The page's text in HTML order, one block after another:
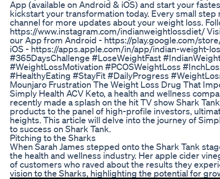
App (available on Android & iOS) and start your
kickstart your transformation today. Every small
channel for more updates about your weight loss.
https://www.instagram.com/indianweightlossdiet/
our App from Android - https://play.google.com/
iOS - https://apps.apple.com/in/app/indian-weight-
#365DaysChallenge #LoseWeightFast
#WeightLossMotivation #PCOSWeightLoss
#HealthyEating #StayFit #DailyProgress
Mounjaro Frustration The Weight Loss Drug That
Simply Health ACV Keto, a health and wellness
recently made a splash on the hit TV show Shark
products to the panel of high-profile investors,
heights. This article will delve into the journey of
to success on Shark Tank.
Pitching to the Sharks
When Sarah James stepped onto the Shark Tank
the health and wellness industry. Her apple cider
of customers who raved about the results they
vision to the Sharks, highlighting the potential for